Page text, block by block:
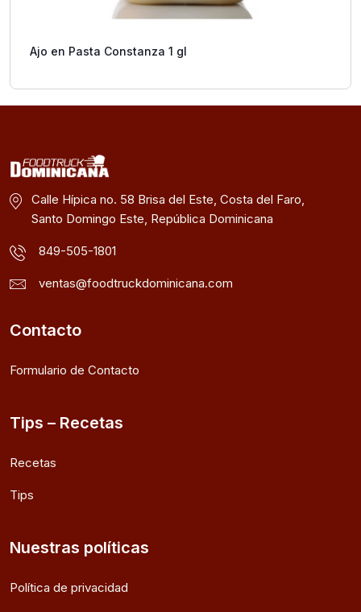
Ajo en Pasta Constanza 1 gl
Calle Hípica no. 58 Brisa del Este, Costa del Faro,
Santo Domingo Este, República Dominicana
849-505-1801
ventas@foodtruckdominicana.com
Contacto
Formulario de Contacto
Tips – Recetas
Recetas
Tips
Nuestras políticas
Política de privacidad